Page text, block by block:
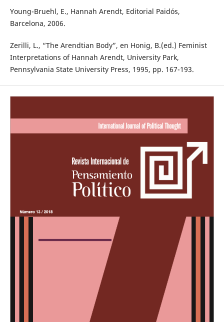
Young-Bruehl, E., Hannah Arendt, Editorial Paidós,
Barcelona, 2006.
Zerilli, L., “The Arendtian Body”, en Honig, B.(ed.) Feminist
Interpretations of Hannah Arendt, University Park,
Pennsylvania State University Press, 1995, pp. 167-193.